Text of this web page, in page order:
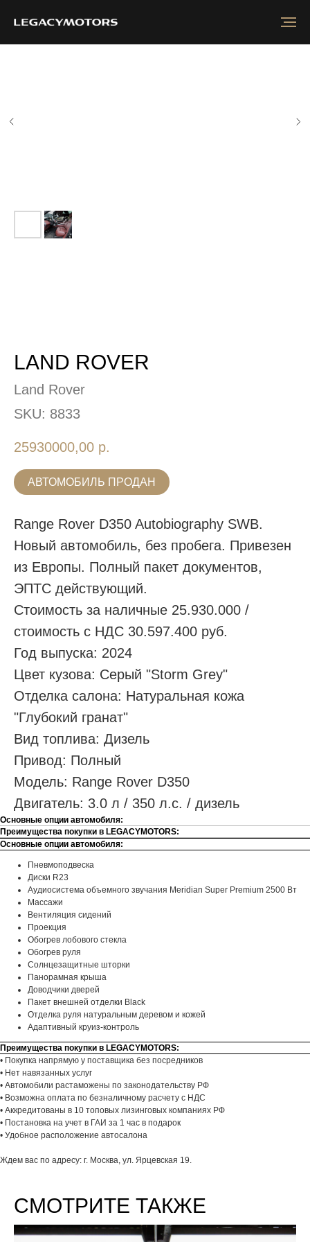
LAND ROVER
Land Rover
SKU: 8833
25930000,00 р.
АВТОМОБИЛЬ ПРОДАН
Range Rover D350 Autobiography SWB.
Новый автомобиль, без пробега. Привезен
из Европы. Полный пакет документов,
ЭПТС действующий.
Стоимость за наличные 25.930.000 /
стоимость с НДС 30.597.400 руб.
Год выпуска: 2024
Цвет кузова: Серый "Storm Grey"
Отделка салона: Натуральная кожа
"Глубокий гранат"
Вид топлива: Дизель
Привод: Полный
Модель: Range Rover D350
Двигатель: 3.0 л / 350 л.с. / дизель
Основные опции автомобиля:
Преимущества покупки в LEGACYMOTORS:
Основные опции автомобиля:
Пневмоподвеска
Диски R23
Аудиосистема объемного звучания Meridian Super Premium 2500 Вт
Массажи
Вентиляция сидений
Проекция
Обогрев лобового стекла
Обогрев руля
Солнцезащитные шторки
Панорамная крыша
Доводчики дверей
Пакет внешней отделки Black
Отделка руля натуральным деревом и кожей
Адаптивный круиз-контроль
Преимущества покупки в LEGACYMOTORS:
• Покупка напрямую у поставщика без посредников
• Нет навязанных услуг
• Автомобили растаможены по законодательству РФ
• Возможна оплата по безналичному расчету с НДС
• Аккредитованы в 10 топовых лизинговых компаниях РФ
• Постановка на учет в ГАИ за 1 час в подарок
• Удобное расположение автосалона
Ждем вас по адресу: г. Москва, ул. Ярцевская 19.
СМОТРИТЕ ТАКЖЕ